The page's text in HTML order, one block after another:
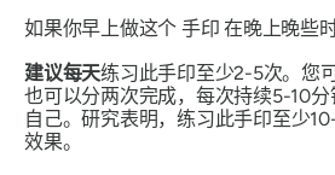
如果你早上做这个 手印 在晚上晚些
建议每天练习此手印至少2-5次。您
也可以分两次完成，每次持续5-10
自己。研究表明，练习此手印至少
效果。